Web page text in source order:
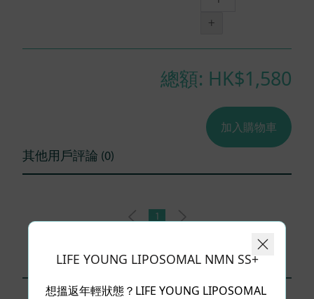
+
總額: HK$1,580
加入購物車
其他用戶評論 (0)
1
LIFE YOUNG LIPOSOMAL NMN SS+
想搵返年輕狀態？LIFE YOUNG LIPOSOMAL